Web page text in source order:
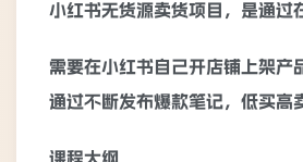
小红书无货源卖货项目，是通过
需要在小红书自己开店铺上架产
通过不断发布爆款笔记，低买高
课程大纲